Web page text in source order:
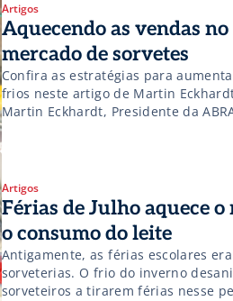
Artigos
Aquecendo as vendas
mercado de sorvetes
Confira as estratégias para
frios neste artigo de Martin
Martin Eckhardt, Presidente da
Sorvete e Outros Gelados
para o nosso setor, continua
Artigos
Férias de Julho aquece
o consumo do leite
Antigamente, as férias escolares
sorveterias. O frio do inverno
sorveteiros a tirarem férias nesse